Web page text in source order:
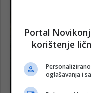
Portal
korištenje
oglašavanja i